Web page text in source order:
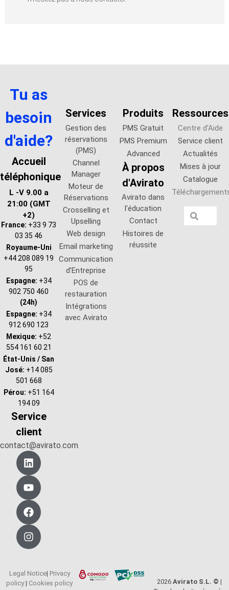
Tu as
besoin
d'aide?
Accueil
téléphonique
L -V 9.00 a
21:00 (GMT
+2)
France: +33 9 73
03 35 46
Royaume-Uni
+44 208 089 19
95
Espagne: +34
902 750 460
(24h)
Espagne: +34
912 690 123
Mexique: +52
554 161 60 21
État-Unis / San
José: +14 085
501 668
Pérou: +51 164
194 09
Service
client
contact@avirato.com
Services
Gestion des
réservations
(PMS)
Channel
Manager
Moteur de
Réservations
Crosselling et
Upselling
Web design
Email marketing
Communication
d’Entreprise
POS de
restauration
Intégrations
avec Avirato
Produits
PMS Gratuit
PMS Premium
Advanced
À propos
d'Avirato
Avirato dans
l'éducation
Contact
Histoires de
réussite
Ressources
Centre d'Aide
Service client
Actualités
Mises à jour
Catalogue
Legal Notice| Privacy
policy| Cookies policy 2026Avirato S.L. © |